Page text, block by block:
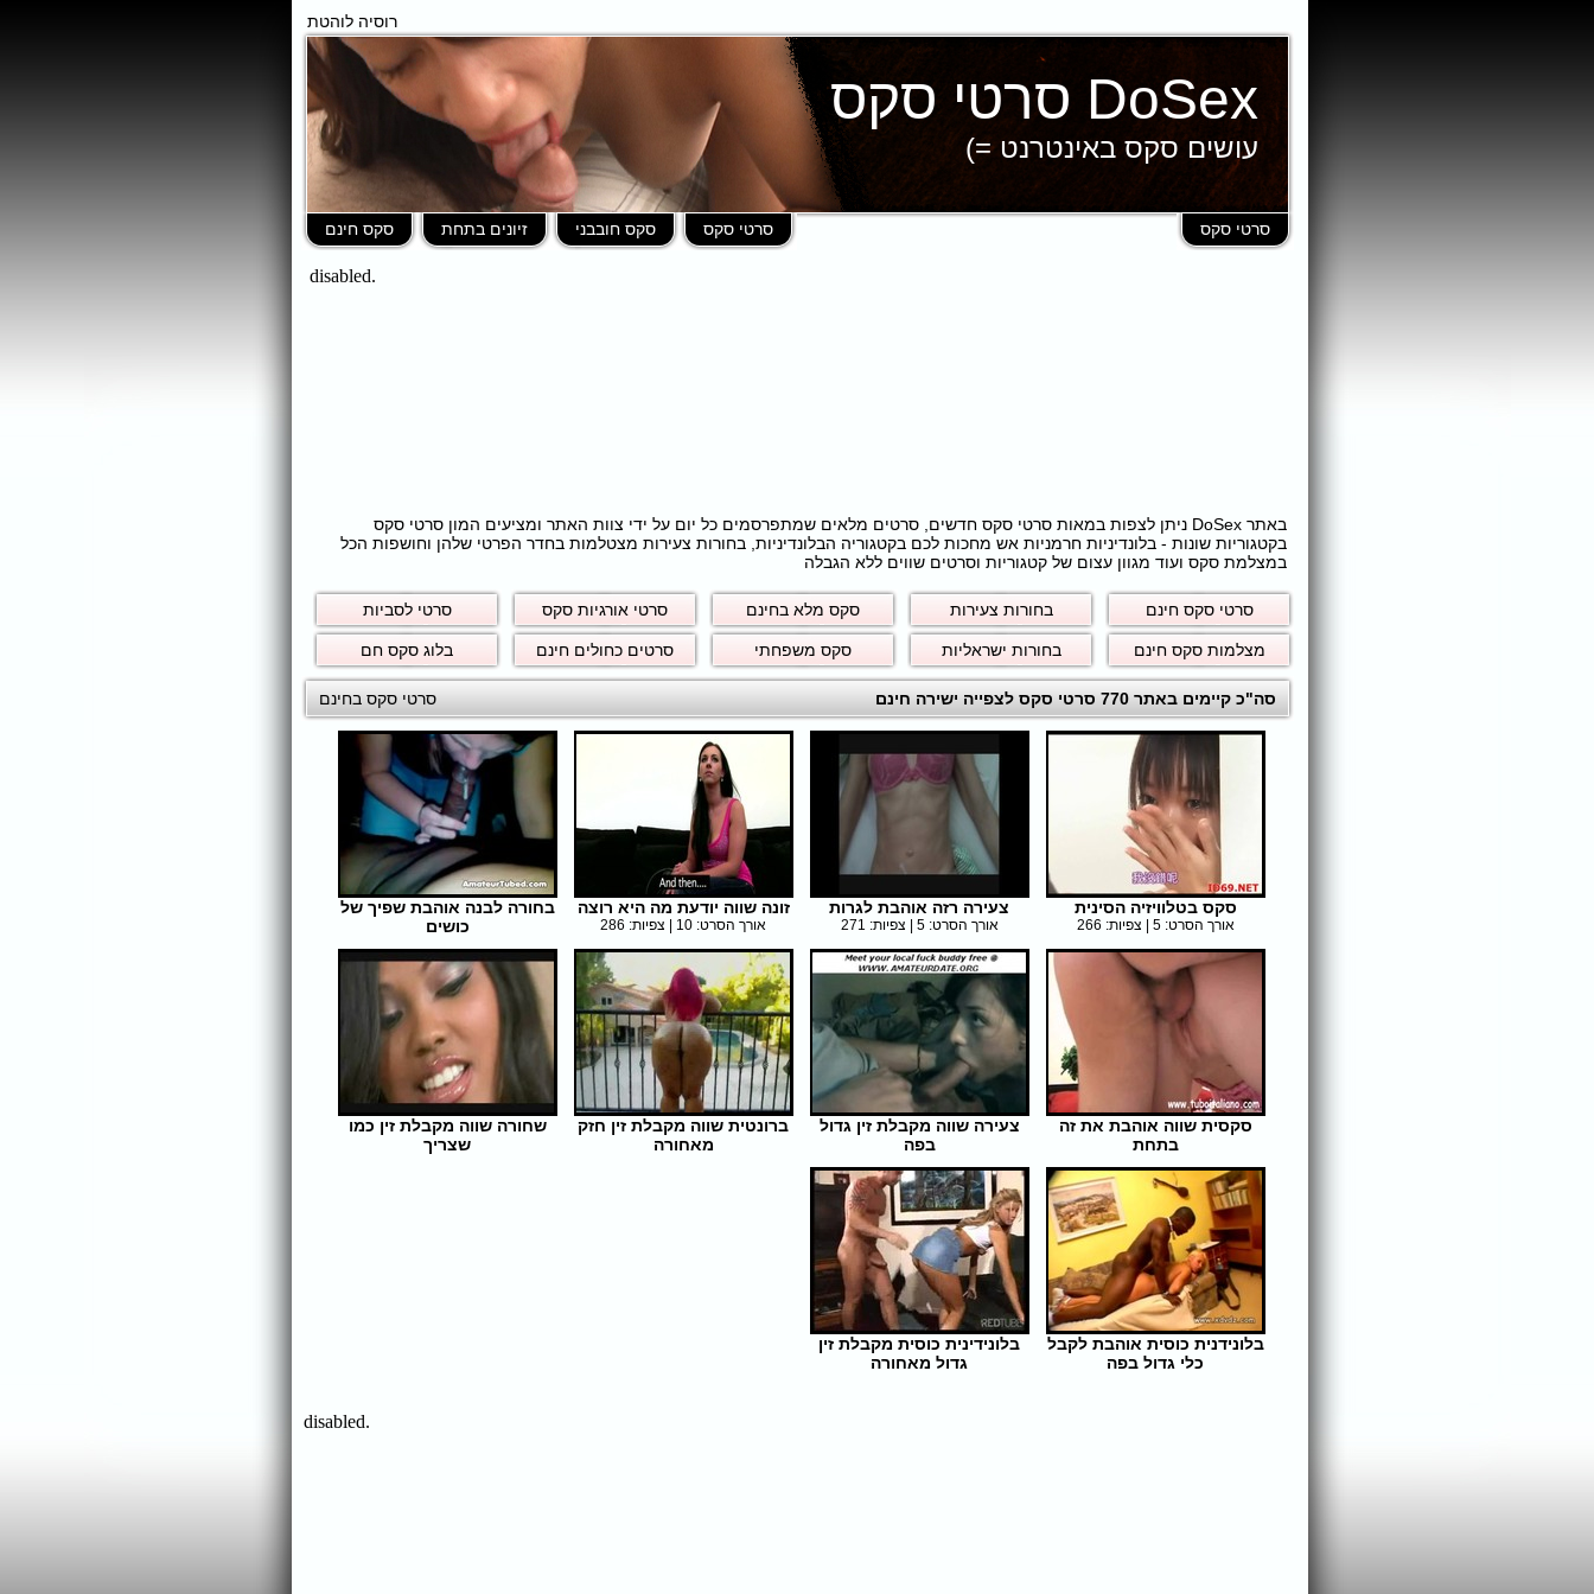
רוסיה לוהטת
DoSex סרטי סקס
עושים סקס באינטרנט =)
סרטי סקס סקס חינם זיונים בתחת סקס חובבני סרטי סקס
באתר DoSex ניתן לצפות במאות סרטי סקס חדשים, סרטים מלאים שמתפרסמים כל יום על ידי צוות האתר ומציעים המון סרטי סקס
בקטגוריות שונות - בלונדיניות חרמניות אש מחכות לכם בקטגוריה הבלונדיניות, בחורות צעירות מצטלמות בחדר הפרטי שלהן וחושפות הכל
במצלמת סקס ועוד מגוון עצום של קטגוריות וסרטים שווים ללא הגבלה
סרטי סקס חינם בחורות צעירות סקס מלא בחינם סרטי אורגיות סקס סרטי לסביות
מצלמות סקס חינם בחורות ישראליות סקס משפחתי סרטים כחולים חינם בלוג סקס חם
סרטי סקס בחינם סה"כ קיימים באתר 770 סרטי סקס לצפייה ישירה חינם
סקס בטלוויזיה הסינית
אורך הסרט: 5 | צפיות: 266
צעירה רזה אוהבת לגרות
אורך הסרט: 5 | צפיות: 271
זונה שווה יודעת מה היא רוצה
אורך הסרט: 10 | צפיות: 286
בחורה לבנה אוהבת שפיך של
כושים
סקסית שווה אוהבת את זה
בתחת
צעירה שווה מקבלת זין גדול
בפה
ברונטית שווה מקבלת זין חזק
מאחורה
שחורה שווה מקבלת זין כמו
שצריך
בלונידנית כוסית אוהבת לקבל
כלי גדול בפה
בלונידינית כוסית מקבלת זין
גדול מאחורה